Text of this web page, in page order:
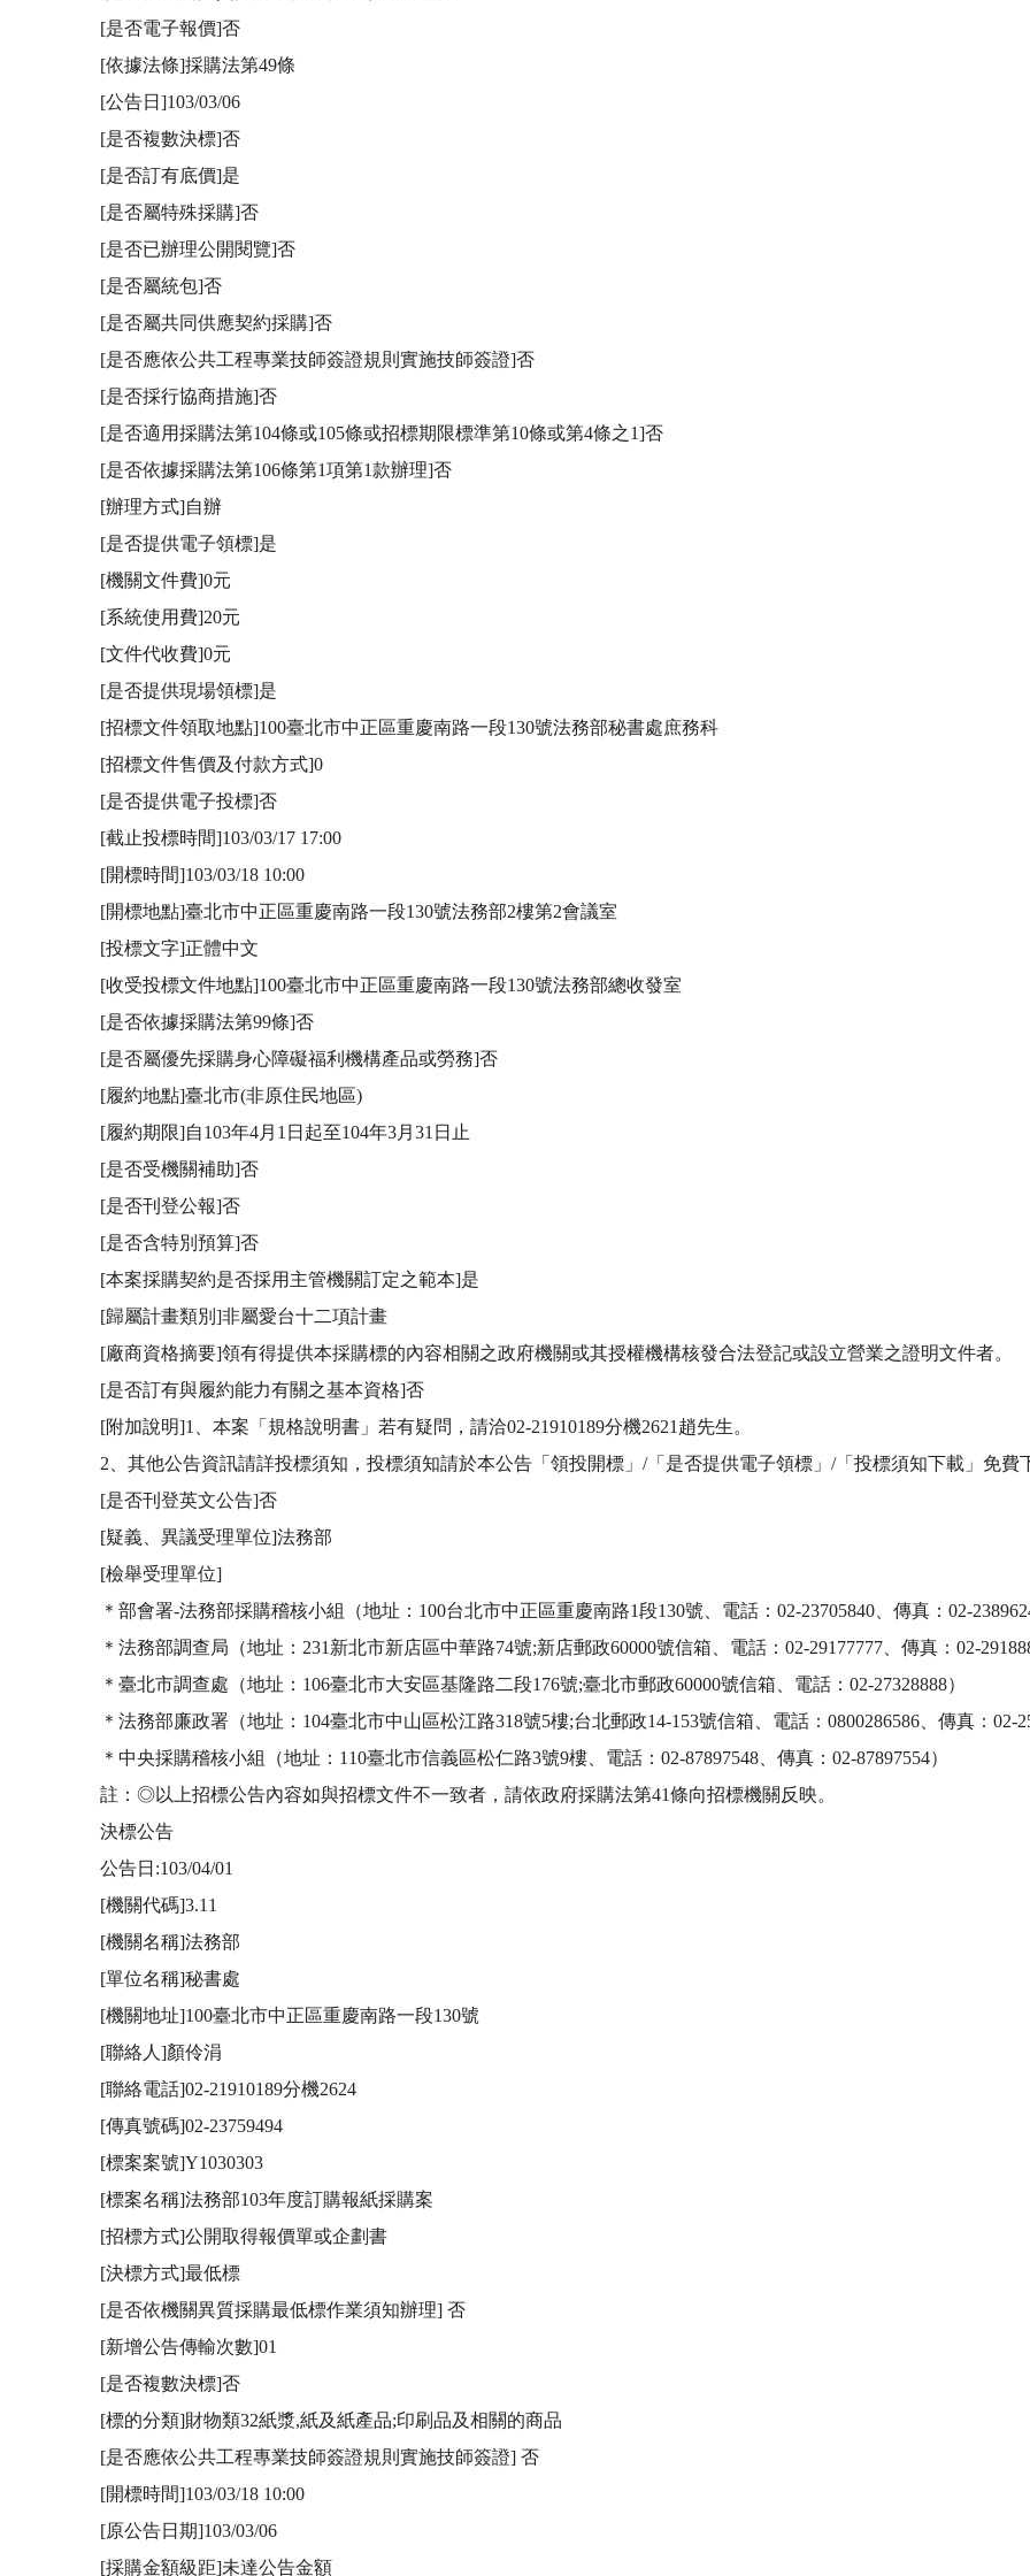
[是否電子報價]否
[依據法條]採購法第49條
[公告日]103/03/06
[是否複數決標]否
[是否訂有底價]是
[是否屬特殊採購]否
[是否已辦理公開閱覽]否
[是否屬統包]否
[是否屬共同供應契約採購]否
[是否應依公共工程專業技師簽證規則實施技師簽證]否
[是否採行協商措施]否
[是否適用採購法第104條或105條或招標期限標準第10條或第4條之1]否
[是否依據採購法第106條第1項第1款辦理]否
[辦理方式]自辦
[是否提供電子領標]是
[機關文件費]0元
[系統使用費]20元
[文件代收費]0元
[是否提供現場領標]是
[招標文件領取地點]100臺北市中正區重慶南路一段130號法務部秘書處庶務科
[招標文件售價及付款方式]0
[是否提供電子投標]否
[截止投標時間]103/03/17 17:00
[開標時間]103/03/18 10:00
[開標地點]臺北市中正區重慶南路一段130號法務部2樓第2會議室
[投標文字]正體中文
[收受投標文件地點]100臺北市中正區重慶南路一段130號法務部總收發室
[是否依據採購法第99條]否
[是否屬優先採購身心障礙福利機構產品或勞務]否
[履約地點]臺北市(非原住民地區)
[履約期限]自103年4月1日起至104年3月31日止
[是否受機關補助]否
[是否刊登公報]否
[是否含特別預算]否
[本案採購契約是否採用主管機關訂定之範本]是
[歸屬計畫類別]非屬愛台十二項計畫
[廠商資格摘要]領有得提供本採購標的內容相關之政府機關或其授權機構核發合法登記或設立營業之證明文件者。
[是否訂有與履約能力有關之基本資格]否
[附加說明]1、本案「規格說明書」若有疑問，請洽02-21910189分機2621趙先生。
2、其他公告資訊請詳投標須知，投標須知請於本公告「領投開標」/「是否提供電子領標」/「投標須知下載」免費
[是否刊登英文公告]否
[疑義、異議受理單位]法務部
[檢舉受理單位]
＊部會署-法務部採購稽核小組（地址：100台北市中正區重慶南路1段130號、電話：02-23705840、傳真：02-
＊法務部調查局（地址：231新北市新店區中華路74號;新店郵政60000號信箱、電話：02-29177777、傳真：02-
＊臺北市調查處（地址：106臺北市大安區基隆路二段176號;臺北市郵政60000號信箱、電話：02-27328888）
＊法務部廉政署（地址：104臺北市中山區松江路318號5樓;台北郵政14-153號信箱、電話：0800286586、傳真：02-
＊中央採購稽核小組（地址：110臺北市信義區松仁路3號9樓、電話：02-87897548、傳真：02-87897554）
註：◎以上招標公告內容如與招標文件不一致者，請依政府採購法第41條向招標機關反映。
決標公告
公告日:103/04/01
[機關代碼]3.11
[機關名稱]法務部
[單位名稱]秘書處
[機關地址]100臺北市中正區重慶南路一段130號
[聯絡人]顏伶涓
[聯絡電話]02-21910189分機2624
[傳真號碼]02-23759494
[標案案號]Y1030303
[標案名稱]法務部103年度訂購報紙採購案
[招標方式]公開取得報價單或企劃書
[決標方式]最低標
[是否依機關異質採購最低標作業須知辦理] 否
[新增公告傳輸次數]01
[是否複數決標]否
[標的分類]財物類32紙漿,紙及紙產品;印刷品及相關的商品
[是否應依公共工程專業技師簽證規則實施技師簽證] 否
[開標時間]103/03/18 10:00
[原公告日期]103/03/06
[採購金額級距]未達公告金額